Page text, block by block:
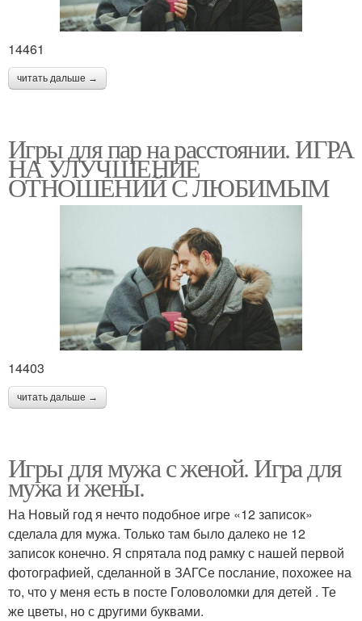
14461
читать дальше →
Игры для пар на расстоянии. ИГРА
НА УЛУЧШЕНИЕ
ОТНОШЕНИЙ С ЛЮБИМЫМ
14403
читать дальше →
Игры для мужа с женой. Игра для
мужа и жены.
На Новый год я нечто подобное игре «12 записок»
сделала для мужа. Только там было далеко не 12
записок конечно. Я спрятала под рамку с нашей первой
фотографией, сделанной в ЗАГСе послание, похожее на
то, что у меня есть в посте Головоломки для детей . Те
же цветы, но с другими буквами.